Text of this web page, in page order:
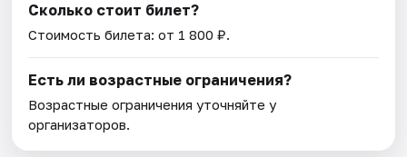
Сколько стоит билет?
Стоимость билета: от 1 800 ₽.
Есть ли возрастные ограничения?
Возрастные ограничения уточняйте у
организаторов.